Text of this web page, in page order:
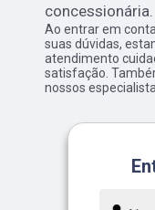
concessionária.
Ao entrar em
suas dúvidas,
atendimento
satisfação.
nossos